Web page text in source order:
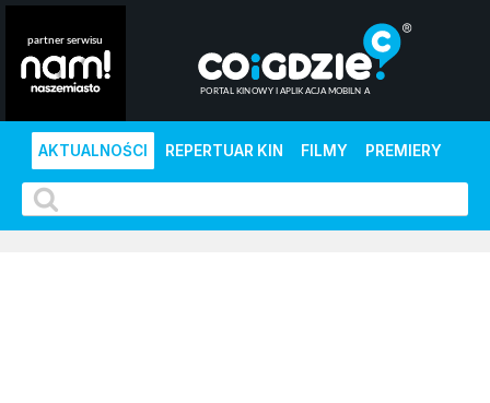
AKTUALNOŚCI REPERTUAR KIN FILMY PREMIERY